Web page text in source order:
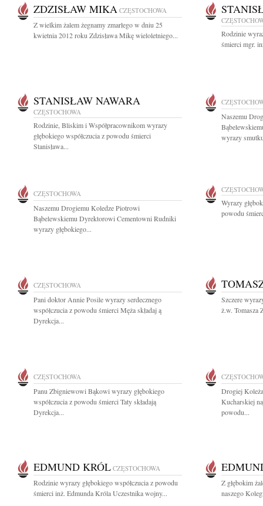
ZDZISŁAW MIKA CZĘSTOCHOWA
Z wielkim żalem żegnamy zmarłego w dniu 25
kwietnia 2012 roku Zdzisława Mikę wieloletniego...
Rodzinie
śmierci mgr.
STANISŁAW NAWARA
CZĘSTOCHOWA
Rodzinie, Bliskim i Współpracownikom wyrazy
głębokiego współczucia z powodu śmierci
Stanisława...
Naszemu
wyrazy
CZĘSTOCHOWA
Naszemu Drogiemu Koledze Piotrowi
Bąbelewskiemu Dyrektorowi Cementowni Rudniki
wyrazy głębokiego...
Wyrazy
powodu
CZĘSTOCHOWA
Pani doktor Annie Posile wyrazy serdecznego
współczucia z powodu śmierci Męża składaj ą
Dyrekcja...
Szczere
ż.w. Tomasza
CZĘSTOCHOWA
Panu Zbigniewowi Bąkowi wyrazy głębokiego
współczucia z powodu śmierci Taty składają
Dyrekcja...
Drogiej
Kucharskiej
powodu...
EDMUND KRÓL CZĘSTOCHOWA
Rodzinie wyrazy głębokiego współczucia z powodu
śmierci inż. Edmunda Króla Uczestnika wojny...
Z głębokim
naszego